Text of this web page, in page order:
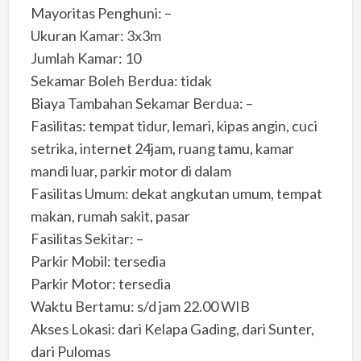
Mayoritas Penghuni: –
Ukuran Kamar: 3x3m
Jumlah Kamar: 10
Sekamar Boleh Berdua: tidak
Biaya Tambahan Sekamar Berdua: –
Fasilitas: tempat tidur, lemari, kipas angin, cuci
setrika, internet 24jam, ruang tamu, kamar
mandi luar, parkir motor di dalam
Fasilitas Umum: dekat angkutan umum, tempat
makan, rumah sakit, pasar
Fasilitas Sekitar: –
Parkir Mobil: tersedia
Parkir Motor: tersedia
Waktu Bertamu: s/d jam 22.00 WIB
Akses Lokasi: dari Kelapa Gading, dari Sunter,
dari Pulomas